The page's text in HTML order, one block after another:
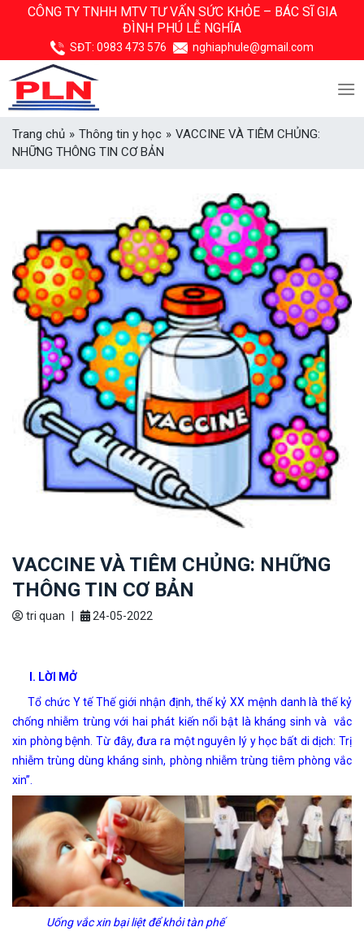
CÔNG TY TNHH MTV TƯ VẤN SỨC KHỎE – BÁC SĨ GIA
ĐÌNH PHÚ LỄ NGHĨA
SĐT: 0983 473 576 nghiaphule@gmail.com
Trang chủ » Thông tin y học » VACCINE VÀ TIÊM CHỦNG:
NHỮNG THÔNG TIN CƠ BẢN
VACCINE VÀ TIÊM CHỦNG: NHỮNG
THÔNG TIN CƠ BẢN
tri quan 24-05-2022
I. LỜI MỞ
Tổ chức Y tế Thế giới nhận định, thế kỷ XX mệnh danh là thế kỷ
chống nhiễm trùng với hai phát kiến nổi bật là kháng sinh và vắc
xin phòng bệnh. Từ đây, đưa ra một nguyên lý y học bất di dịch: Trị
nhiễm trùng dùng kháng sinh, phòng nhiễm trùng tiêm phòng vắc
xin”.
Uống vắc xin bại liệt để khỏi tàn phế